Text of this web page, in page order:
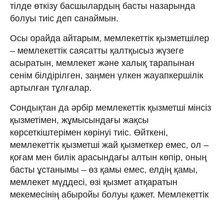
тілде өткізу басшылардың басты назарында
болуы тиіс деп санаймын.
Осы орайда айтарым, мемлекеттік қызметшілер
– мемлекеттік саясатты қалтқысыз жүзеге
асыратын, мемлекет және халық тарапынан
сенім білдірілген, заңмен үлкен жауапкершілік
артылған тұлғалар.
Сондықтан да әрбір мемлекеттік қызметші мінсіз
қызметімен, жұмысындағы жақсы
көрсеткіштерімен көрінуі тиіс. Өйткені,
мемлекеттік қызметші жай қызметкер емес, ол –
қоғам мен билік арасындағы алтын көпір, оның
басты ұстанымы – өз қамы емес, елдің қамы,
мемлекет мүддесі, өзі қызмет атқаратын
мекемесінің абыройы болуы қажет. Мемлекеттік